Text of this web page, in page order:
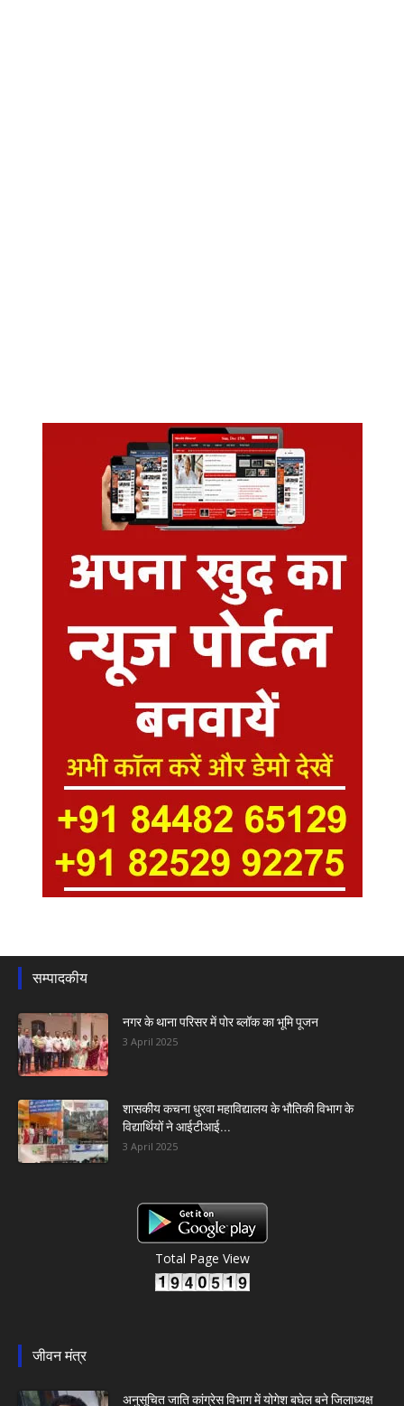
सम्पादकीय
नगर के थाना परिसर में पोर ब्लॉक का भूमि पूजन
3 April 2025
शासकीय कचना धुरवा महाविद्यालय के भौतिकी विभाग के
विद्यार्थियों ने आईटीआई...
3 April 2025
Total Page View
जीवन मंत्र
अनुसूचित जाति कांग्रेस विभाग में योगेश बघेल बने जिलाध्यक्ष